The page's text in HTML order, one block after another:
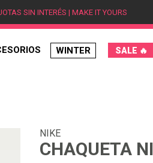
SIN INTERÉS | MAKE IT YOURS
WINTER SALE 🔥
NIKE
CHAQUETA